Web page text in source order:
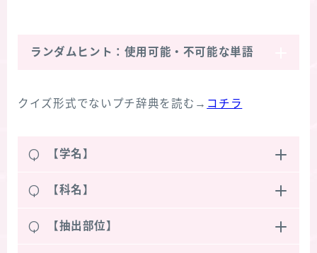
ランダムヒント：使用可能・不可能な単語
クイズ形式でないプチ辞典を読む→ コチラ
Q 【学名】
Q 【科名】
Q 【抽出部位】